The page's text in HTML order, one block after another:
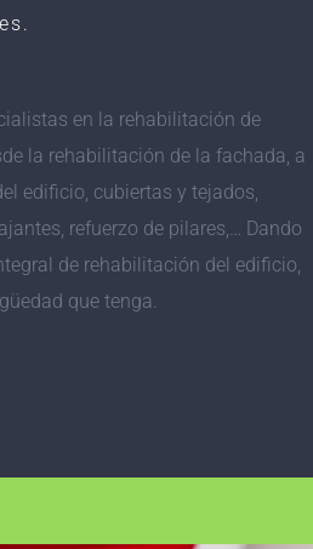
en la rehabilitación de
la rehabilitación de la fachada, a
edificio, cubiertas y tejados,
refuerzo de pilares,… Dando
de rehabilitación del edificio,
que tenga.